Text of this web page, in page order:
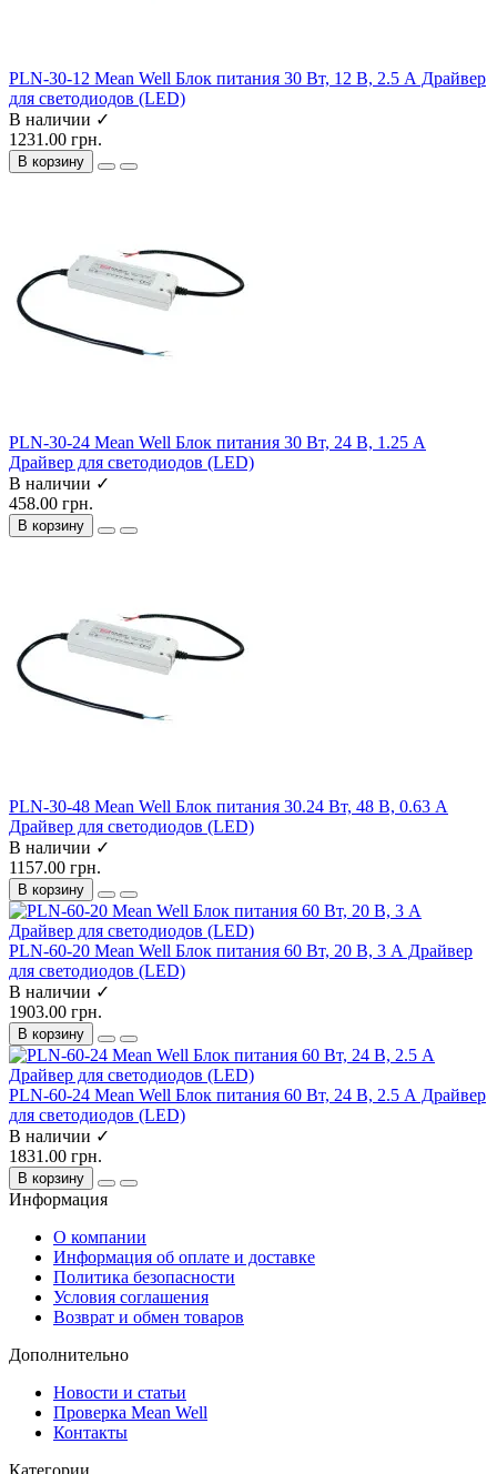
PLN-30-12 Mean Well Блок питания 30 Вт, 12 В, 2.5 А Драйвер
для светодиодов (LED)
В наличии ✓
1231.00 грн.
В корзину
PLN-30-24 Mean Well Блок питания 30 Вт, 24 В, 1.25 А
Драйвер для светодиодов (LED)
В наличии ✓
458.00 грн.
В корзину
PLN-30-48 Mean Well Блок питания 30.24 Вт, 48 В, 0.63 А
Драйвер для светодиодов (LED)
В наличии ✓
1157.00 грн.
В корзину
PLN-60-20 Mean Well Блок питания 60 Вт, 20 В, 3 А Драйвер
для светодиодов (LED)
В наличии ✓
1903.00 грн.
В корзину
PLN-60-24 Mean Well Блок питания 60 Вт, 24 В, 2.5 А Драйвер
для светодиодов (LED)
В наличии ✓
1831.00 грн.
В корзину
Информация
О компании
Информация об оплате и доставке
Политика безопасности
Условия соглашения
Возврат и обмен товаров
Дополнительно
Новости и статьи
Проверка Mean Well
Контакты
Категории